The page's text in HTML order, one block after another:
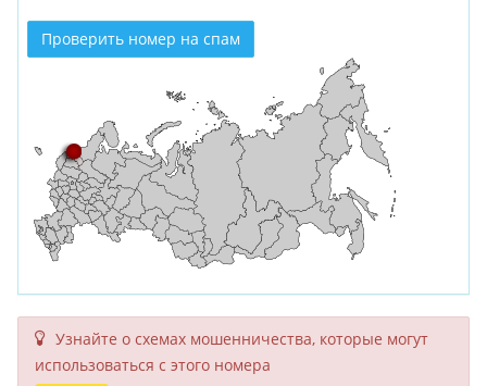
Проверить номер на спам
Узнайте о схемах мошенни­чества, кото­рые могут
исполь­зоваться с этого номера